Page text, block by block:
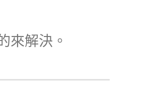
來解決。